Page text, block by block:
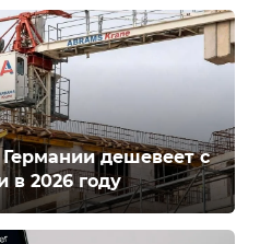
дешевеет с
в 2026 году